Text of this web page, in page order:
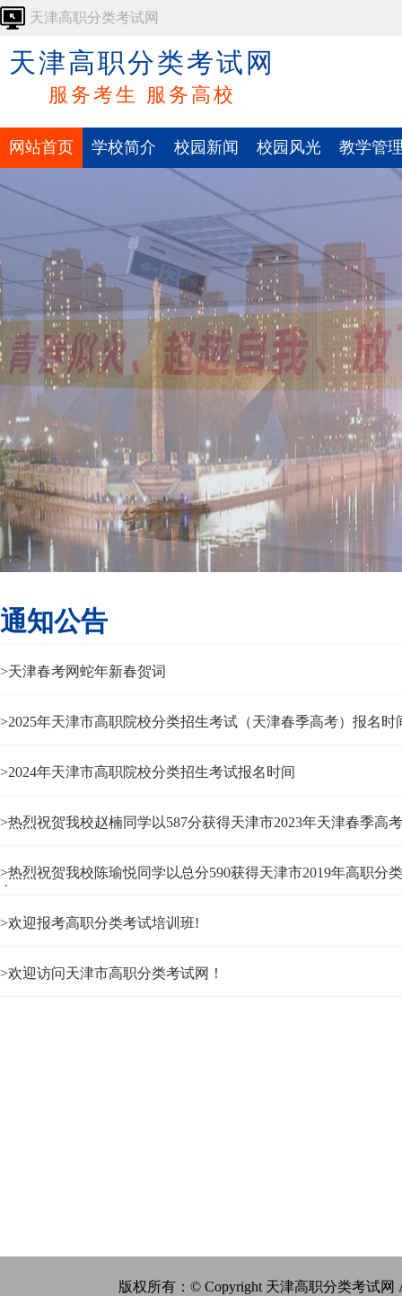
天津高职分类考试网
天津高职分类考试网
服务考生 服务高校
网站首页 学校简介 校园新闻 校园风光 教学管
通知公告
>天津春考网蛇年新春贺词
>2025年天津市高职院校分类招生考试（天津春季高考）报名时
>2024年天津市高职院校分类招生考试报名时间
>热烈祝贺我校赵楠同学以587分获得天津市2023年天津春季高
>热烈祝贺我校陈瑜悦同学以总分590获得天津市2019年高职分
名
>欢迎报考高职分类考试培训班!
>欢迎访问天津市高职分类考试网！
版权所有：© Copyright 天津高职分类考试网